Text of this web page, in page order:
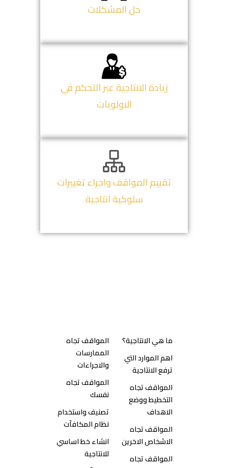
حل المشكلات
زيادة الانتاجية عبر التحكم في
الاولويات
تقييم المواقف واجراء تغييرات
سلوكية انتاجية
ما هي الانتاجية؟
اهم الموارد التي
ترفع الانتاجية
المواقف تجاه
التخطيط ووضع
الاهداف
المواقف تجاه
الاشخاص الاخرين
المواقف تجاه
المواقف تجاه
الممارسات
والاجراءات
المواقف تجاه
نفسك
تصنيف واستخدام
نظام المكافآت
انشاء خط اساسي
للانتاجية